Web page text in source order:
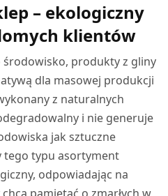
– ekologiczny
klientów
produkty z gliny
dla masowej produkcji
z naturalnych
i nie generuje
jak sztuczne
tego typu asortyment
odpowiadając na